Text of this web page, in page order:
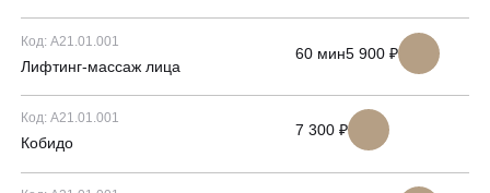
Код: А21.01.001
Лифтинг-массаж лица
60 мин5 900 ₽
Код: А21.01.001
Кобидо
7 300 ₽